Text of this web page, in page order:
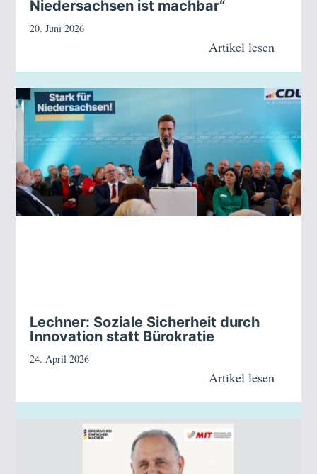
Niedersachsen ist machbar“
20. Juni 2026
Artikel lesen
Lechner: Soziale Sicherheit durch
Innovation statt Bürokratie
24. April 2026
Artikel lesen